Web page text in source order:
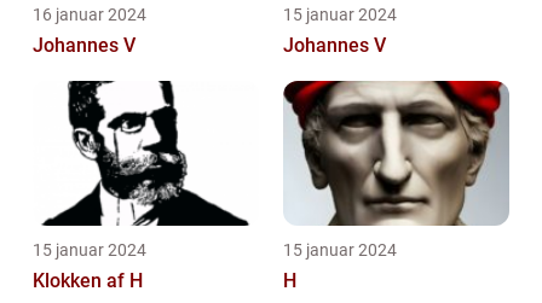
16 januar 2024
Johannes V
15 januar 2024
Johannes V
15 januar 2024
Klokken af H
15 januar 2024
H